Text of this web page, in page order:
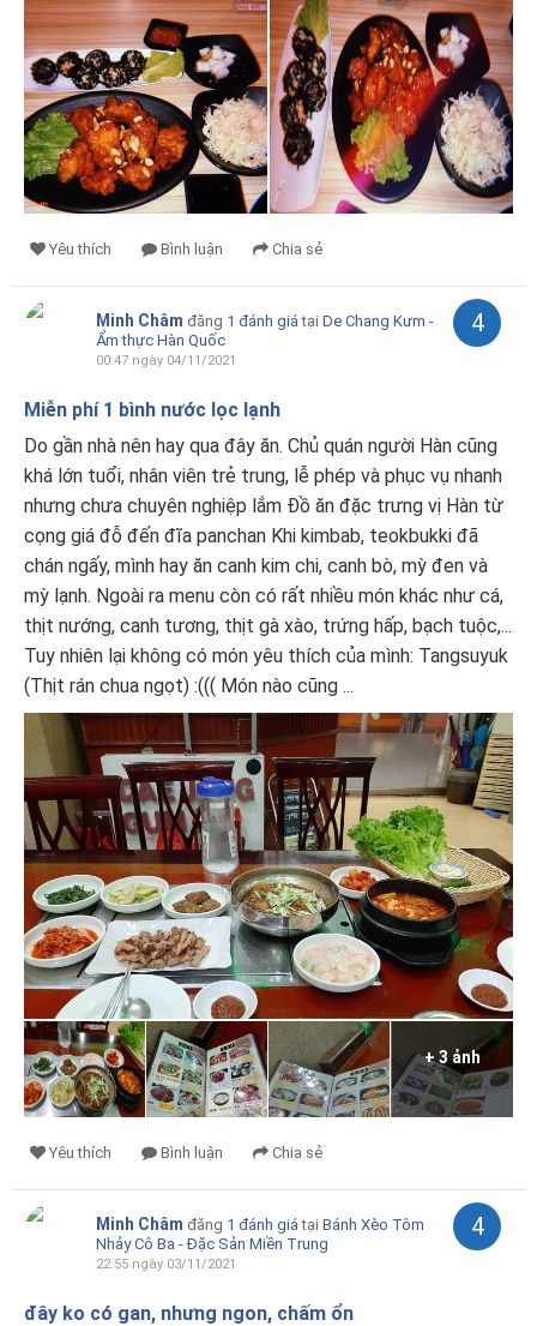
Yêu thích Bình luận Chia sẻ
Minh Châm đăng 1 đánh giá tại De Chang Kưm -
Ẩm thực Hàn Quốc
00:47 ngày 04/11/2021
4
Miễn phí 1 bình nước lọc lạnh
Do gần nhà nên hay qua đây ăn. Chủ quán người Hàn cũng
khá lớn tuổi, nhân viên trẻ trung, lễ phép và phục vụ nhanh
nhưng chưa chuyên nghiệp lắm Đồ ăn đặc trưng vị Hàn từ
cọng giá đỗ đến đĩa panchan Khi kimbab, teokbukki đã
chán ngấy, mình hay ăn canh kim chi, canh bò, mỳ đen và
mỳ lạnh. Ngoài ra menu còn có rất nhiều món khác như cá,
thịt nướng, canh tương, thịt gà xào, trứng hấp, bạch tuộc,...
Tuy nhiên lại không có món yêu thích của mình: Tangsuyuk
(Thịt rán chua ngọt) :((( Món nào cũng ...
+ 3 ảnh
Yêu thích Bình luận Chia sẻ
Minh Châm đăng 1 đánh giá tại Bánh Xèo Tôm
Nhảy Cô Ba - Đặc Sản Miền Trung
22:55 ngày 03/11/2021
4
đây ko có gan, nhưng ngon, chấm ổn